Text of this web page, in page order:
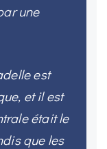
une
est
et il est
était le
que les